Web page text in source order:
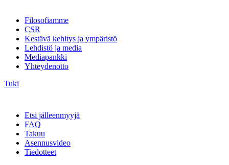
Filosofiamme
CSR
Kestävä kehitys ja ympäristö
Lehdistö ja media
Mediapankki
Yhteydenotto
Tuki
Etsi jälleenmyyjä
FAQ
Takuu
Asennusvideo
Tiedotteet